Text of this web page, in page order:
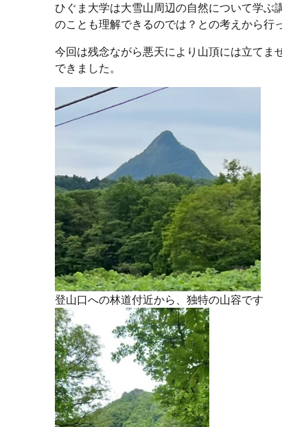
ひぐま大学は大雪山周辺の自然について学ぶ
のことも理解できるのでは？との考えから行
今回は残念ながら悪天により山頂には立て
できました。
登山口への林道付近から、独特の山容です